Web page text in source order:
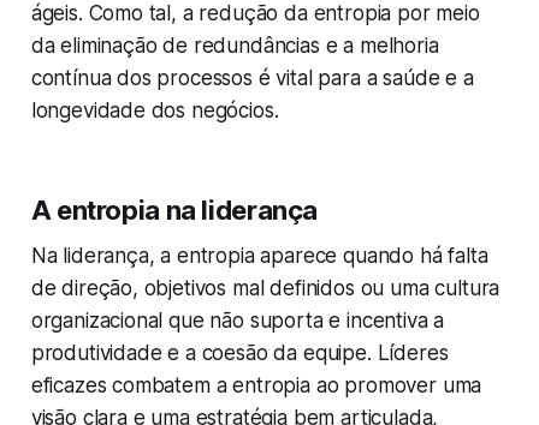
ágeis. Como tal, a redução da entropia por meio
da eliminação de redundâncias e a melhoria
contínua dos processos é vital para a saúde e a
longevidade dos negócios.
A entropia na liderança
Na liderança, a entropia aparece quando há falta
de direção, objetivos mal definidos ou uma cultura
organizacional que não suporta e incentiva a
produtividade e a coesão da equipe. Líderes
eficazes combatem a entropia ao promover uma
visão clara e uma estratégia bem articulada,